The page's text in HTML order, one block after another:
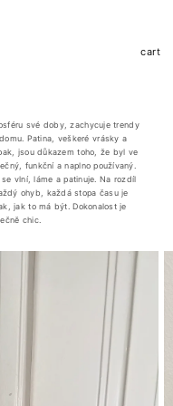
cart
Košík
své doby, zachycuje trendy
Patina, veškeré vrásky a
jsou důkazem toho, že byl ve
funkční a naplno používaný.
vlní, láme a patinuje. Na rozdíl
ohyb, každá stopa času je
jak to má být. Dokonalost je
chic.